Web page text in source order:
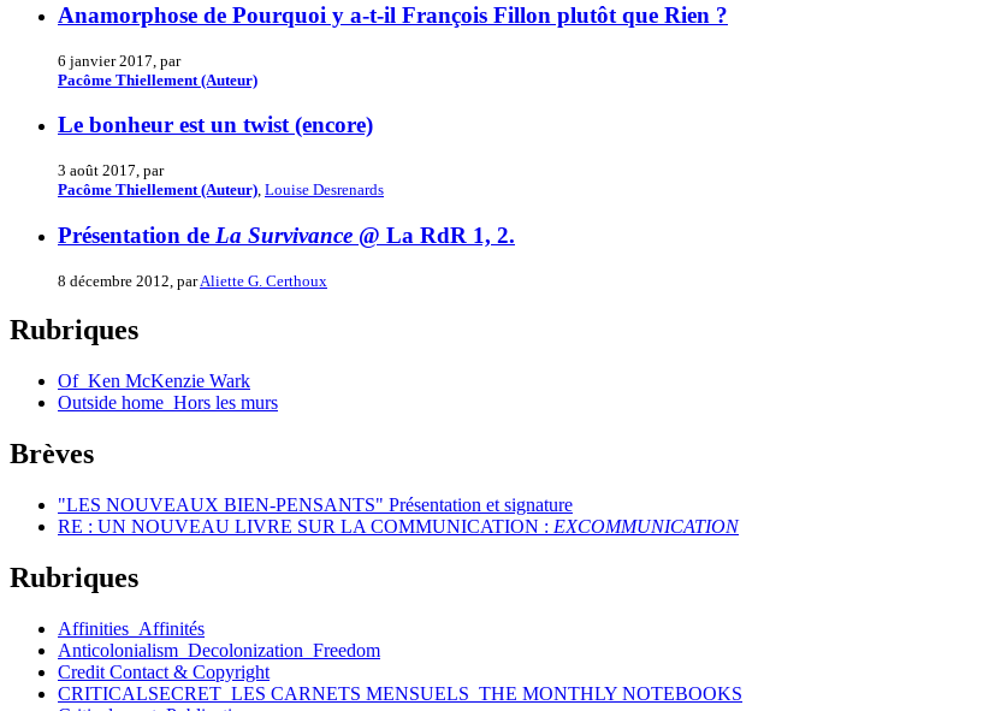
Anamorphose de Pourquoi y a-t-il François Fillon plutôt que Rien ?
6 janvier 2017, par
Pacôme Thiellement (Auteur)
Le bonheur est un twist (encore)
3 août 2017, par
Pacôme Thiellement (Auteur), Louise Desrenards
Présentation de La Survivance @ La RdR 1, 2.
8 décembre 2012, parAliette G. Certhoux
Rubriques
Of_Ken McKenzie Wark
Outside home_Hors les murs
Brèves
"LES NOUVEAUX BIEN-PENSANTS" Présentation et signature
RE : UN NOUVEAU LIVRE SUR LA COMMUNICATION : EXCOMMUNICATION
Rubriques
Affinities_Affinités
Anticolonialism_Decolonization_Freedom
Credit Contact & Copyright
CRITICALSECRET_LES CARNETS MENSUELS_THE MONTHLY NOTEBOOKS